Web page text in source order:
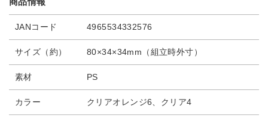
JANコード 4965534332576
サイズ（約） 80×34×34mm（組立時外寸）
素材 PS
カラー クリアオレンジ6、クリア4